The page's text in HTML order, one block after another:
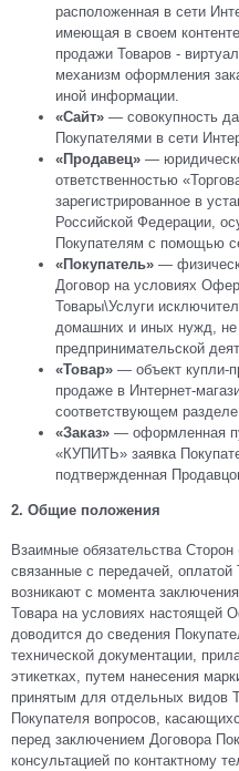
расположенная в сети
имеющая в своем
продажи Товаров -
механизм оформления
иной информации.
«Сайт» — совокупность
Покупателями в сети
«Продавец» —
ответственностью
зарегистрированное в
Российской Федерации,
Покупателям с помощью
«Покупатель» —
Договор на условиях
Товары\Услуги
домашних и иных нужд,
предпринимательской
«Товар» — объект купли-
продаже в Интернет-
соответствующем
«Заказ» — оформленная
«КУПИТЬ» заявка
подтвержденная
2. Общие положения
Взаимные обязательства
связанные с передачей, оплатой
возникают с момента
Товара на условиях настоящей
доводится до сведения
технической документации,
этикетках, путем нанесения
принятым для отдельных видов
Покупателя вопросов,
перед заключением Договора
консультацией по контактному